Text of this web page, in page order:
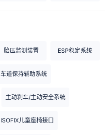
胎压监测装置 ESP稳定系统
车道保持辅助系统
主动刹车/主动安全系统
ISOFIX儿童座椅接口